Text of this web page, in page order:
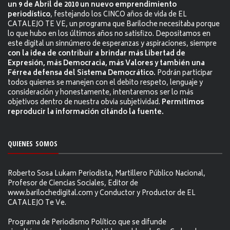
un 9 de Abril de 2010 un nuevo emprendimiento
periodístico, festejando los CINCO años de vida de EL
CATALEJO TE VE, un programa que Bariloche necesitaba porque
lo que hubo en los últimos años no satisfizo. Depositamos en
este digital un sinnúmero de esperanzas y aspiraciones, siempre
con la idea de contribuir a brindar más Libertad de
Expresión, más Democracia, más Valores y también una
Férrea defensa del Sistema Democrático. Podrán participar
todos quienes se manejen con el debito respeto, lenguaje y
consideración y honestamente, intentaremos ser lo más
objetivos dentro de nuestra obvia subjetividad. Permitimos
reproducir la información citándo la fuente.
QUIENES SOMOS
Roberto Sosa Lukam Periodista, Martillero Público Nacional,
Profesor de Ciencias Sociales, Editor de
www.barilochedigital.com y Conductor y Productor de EL
CATALEJO Te Ve.
Programa de Periodismo Político que se difunde